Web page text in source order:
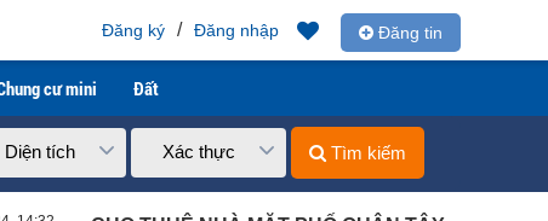
Đăng tin
Đăng nhập
/
Đăng ký
cư mini Đất
Diện tích Xác thực Tìm kiếm